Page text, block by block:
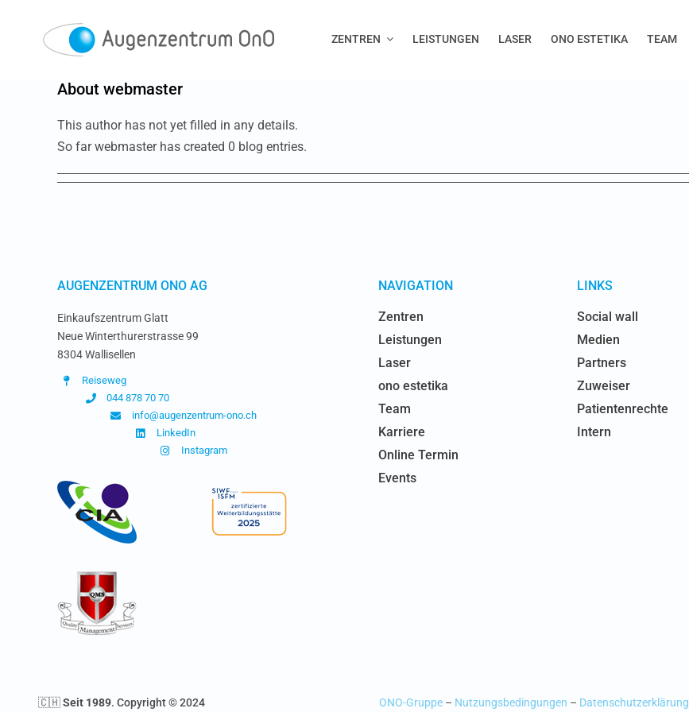
ZENTREN LEISTUNGEN LASER ONO ESTETIKA TEAM
About webmaster
This author has not yet filled in any details.
So far webmaster has created 0 blog entries.
AUGENZENTRUM ONO AG
Einkaufszentrum Glatt
Neue Winterthurerstrasse 99
8304 Wallisellen
Reiseweg
044 878 70 70
info@augenzentrum-ono.ch
LinkedIn
Instagram
NAVIGATION
Zentren
Leistungen
Laser
ono estetika
Team
Karriere
Online Termin
Events
LINKS
Social wall
Medien
Partners
Zuweiser
Patientenrechte
Intern
🇨🇭Seit 1989. Copyright © 2024 ONO-Gruppe– Nutzungsbedingungen – Datenschutzerklärung